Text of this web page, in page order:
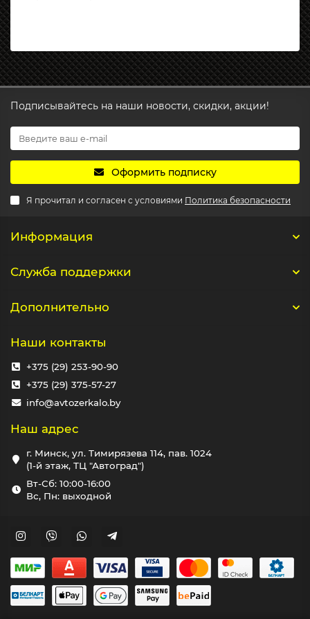
Подписывайтесь на наши новости, скидки, акции!
Оформить подписку
Я прочитал и согласен с условиями Политика безопасности
Информация
Служба поддержки
Дополнительно
Наши контакты
+375 (29) 253-90-90
+375 (29) 375-57-27
info@avtozerkalo.by
Наш адрес
г. Минск, ул. Тимирязева 114, пав. 1024
(1-й этаж, ТЦ "Автоград")
Вт-Сб: 10:00-16:00
Вс, Пн: выходной